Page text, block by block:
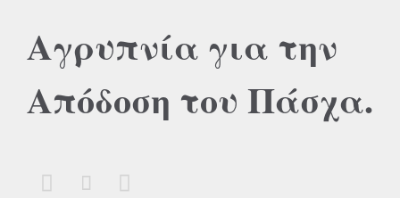
Αγρυπνία για την
Απόδοση του Πάσχα.
  